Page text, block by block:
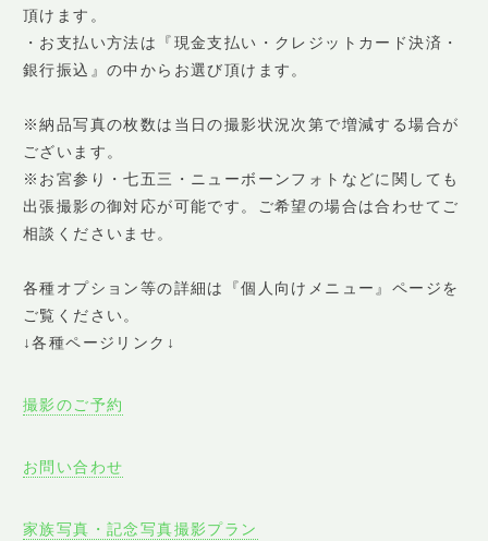
頂けます。
・お支払い方法は『現金支払い・クレジットカード決済・
銀行振込』の中からお選び頂けます。
※納品写真の枚数は当日の撮影状況次第で増減する場合が
ございます。
※お宮参り・七五三・ニューボーンフォトなどに関しても
出張撮影の御対応が可能です。ご希望の場合は合わせてご
相談くださいませ。
各種オプション等の詳細は『個人向けメニュー』ページを
ご覧ください。
↓各種ページリンク↓
撮影のご予約
お問い合わせ
家族写真・記念写真撮影プラン